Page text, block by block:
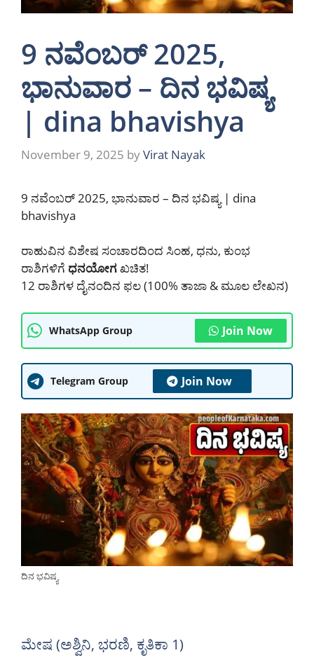
9 ನವೆಂಬರ್ 2025,
ಭಾನುವಾರ – ದಿನ ಭವಿಷ್ಯ
| dina bhavishya
November 9, 2025 byVirat Nayak
9 ನವೆಂಬರ್ 2025, ಭಾನುವಾರ – ದಿನ ಭವಿಷ್ಯ | dina
bhavishya
ರಾಹುವಿನ ವಿಶೇಷ ಸಂಚಾರದಿಂದ ಸಿಂಹ, ಧನು, ಕುಂಭ
ರಾಶಿಗಳಿಗೆ ಧನಯೋಗಖಚಿತ!
12 ರಾಶಿಗಳ ದೈನಂದಿನ ಫಲ (100% ತಾಜಾ & ಮೂಲ ಲೇಖನ)
WhatsApp Group Join Now
Telegram Group Join Now
ದಿನ ಭವಿಷ್ಯ
ಮೇಷ (ಅಶ್ವಿನಿ, ಭರಣಿ, ಕೃತಿಕಾ 1)